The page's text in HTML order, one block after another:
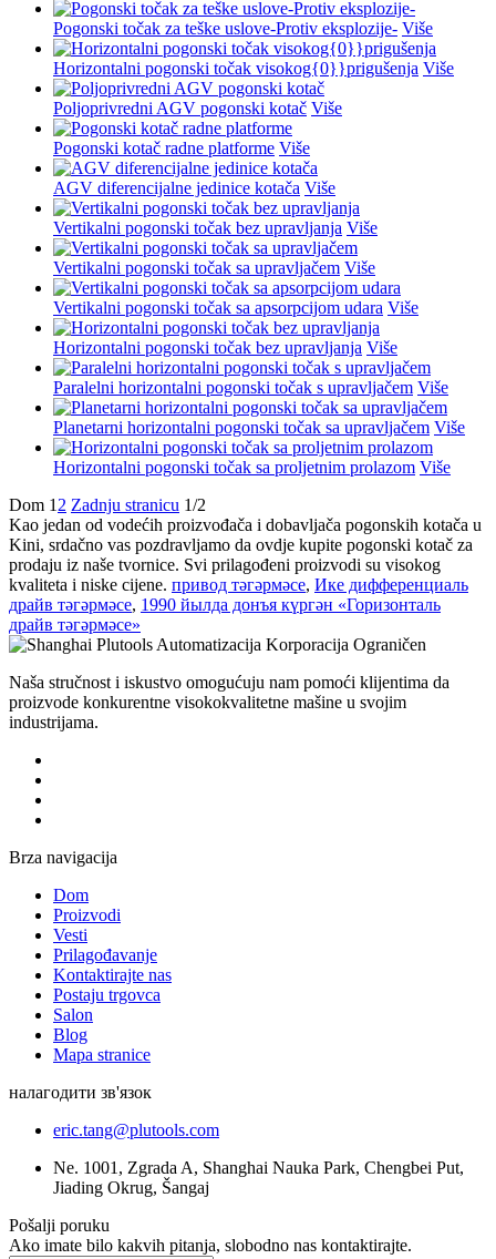
Pogonski točak za teške uslove-Protiv eksplozije- Više
Horizontalni pogonski točak visokog{0}}prigušenja Više
Poljoprivredni AGV pogonski kotač Više
Pogonski kotač radne platforme Više
AGV diferencijalne jedinice kotača Više
Vertikalni pogonski točak bez upravljanja Više
Vertikalni pogonski točak sa upravljačem Više
Vertikalni pogonski točak sa apsorpcijom udara Više
Horizontalni pogonski točak bez upravljanja Više
Paralelni horizontalni pogonski točak s upravljačem Više
Planetarni horizontalni pogonski točak sa upravljačem Više
Horizontalni pogonski točak sa proljetnim prolazom Više
Dom 1 2 Zadnju stranicu 1/2
Kao jedan od vodećih proizvođača i dobavljača pogonskih kotača u
Kini, srdačno vas pozdravljamo da ovdje kupite pogonski kotač za
prodaju iz naše tvornice. Svi prilagođeni proizvodi su visokog
kvaliteta i niske cijene. привод тәгәрмәсе, Ике дифференциаль
драйв тәгәрмәсе, 1990 йылда донъя күргән «Горизонталь
драйв тәгәрмәсе»
Naša stručnost i iskustvo omogućuju nam pomoći klijentima da
proizvode konkurentne visokokvalitetne mašine u svojim
industrijama.
Brza navigacija
Dom
Proizvodi
Vesti
Prilagođavanje
Kontaktirajte nas
Postaju trgovca
Salon
Blog
Mapa stranice
налагодити зв'язок
eric.tang@plutools.com
Ne. 1001, Zgrada A, Shanghai Nauka Park, Chengbei Put,
Jiading Okrug, Šangaj
Pošalji poruku
Ako imate bilo kakvih pitanja, slobodno nas kontaktirajte.